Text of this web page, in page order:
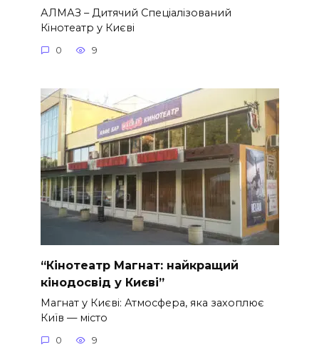
АЛМАЗ – Дитячий Спеціалізований
Кінотеатр у Києві
0 9
“Кінотеатр Магнат: найкращий
кінодосвід у Києві”
Магнат у Києві: Атмосфера, яка захоплює
Київ — місто
0 9